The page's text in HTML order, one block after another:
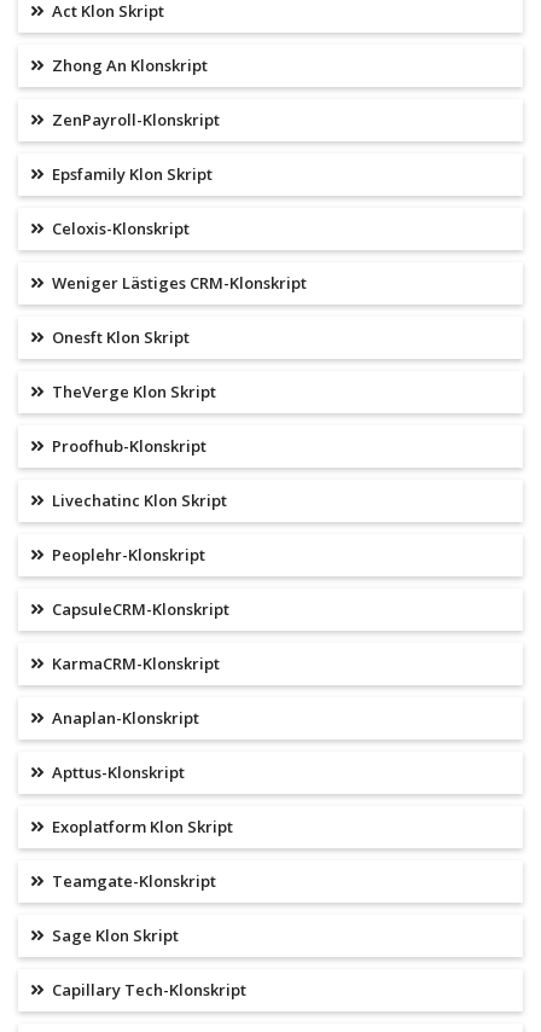
Act Klon Skript
Zhong An Klonskript
ZenPayroll-Klonskript
Epsfamily Klon Skript
Celoxis-Klonskript
Weniger Lästiges CRM-Klonskript
Onesft Klon Skript
TheVerge Klon Skript
Proofhub-Klonskript
Livechatinc Klon Skript
Peoplehr-Klonskript
CapsuleCRM-Klonskript
KarmaCRM-Klonskript
Anaplan-Klonskript
Apttus-Klonskript
Exoplatform Klon Skript
Teamgate-Klonskript
Sage Klon Skript
Capillary Tech-Klonskript